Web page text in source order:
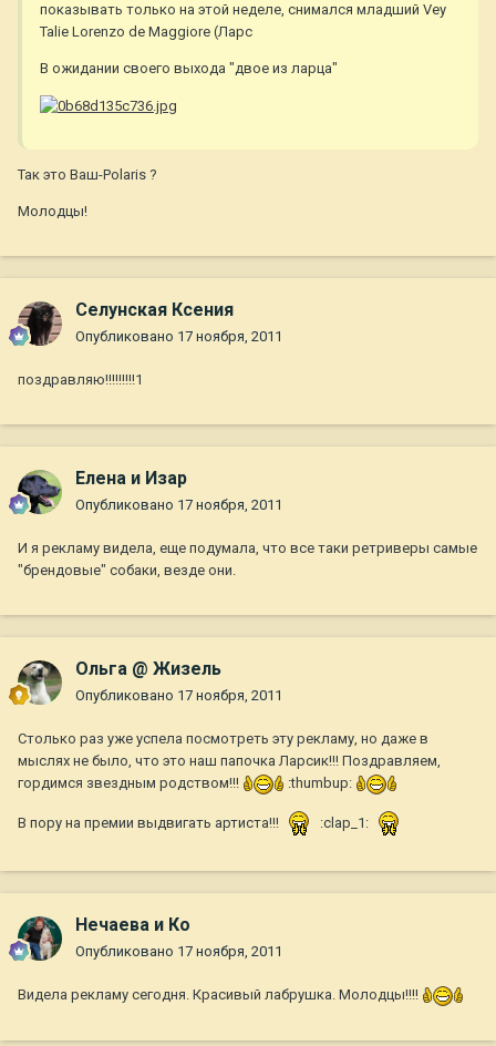
показывать только на этой неделе, снимался младший Vey
Talie Lorenzo de Maggiore (Ларс
В ожидании своего выхода "двое из ларца"
Так это Ваш-Polaris ?
Молодцы!
Селунская Ксения
Опубликовано 17 ноября, 2011
поздравляю!!!!!!!!!1
Елена и Изар
Опубликовано 17 ноября, 2011
И я рекламу видела, еще подумала, что все таки ретриверы самые
"брендовые" собаки, везде они.
Ольга @ Жизель
Опубликовано 17 ноября, 2011
Столько раз уже успела посмотреть эту рекламу, но даже в
мыслях не было, что это наш папочка Ларсик!!! Поздравляем,
гордимся звездным родством!!!
:thumbup:
В пору на премии выдвигать артиста!!! :clap_1:
Нечаева и Ко
Опубликовано 17 ноября, 2011
Видела рекламу сегодня. Красивый лабрушка. Молодцы!!!!